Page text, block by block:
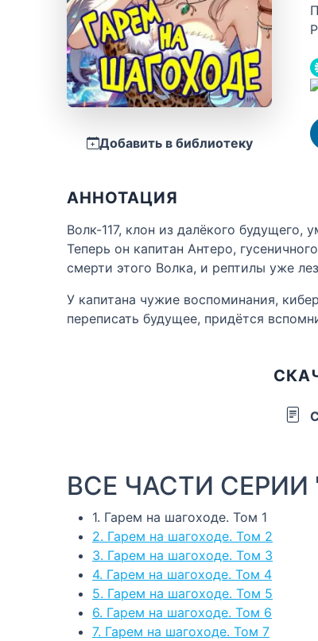
Добавить в библиотеку
АННОТАЦИЯ
Волк-117, клон из далёкого
Теперь он капитан Антеро,
смерти этого Волка, и рептилы уже
У капитана чужие воспоминания,
переписать будущее, придётся
ВСЕ ЧАСТИ СЕРИИ
1. Гарем на шагоходе. Том 1
2. Гарем на шагоходе. Том 2
3. Гарем на шагоходе. Том 3
4. Гарем на шагоходе. Том 4
5. Гарем на шагоходе. Том 5
6. Гарем на шагоходе. Том 6
7. Гарем на шагоходе. Том 7